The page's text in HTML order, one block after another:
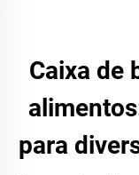
Caixa de
para